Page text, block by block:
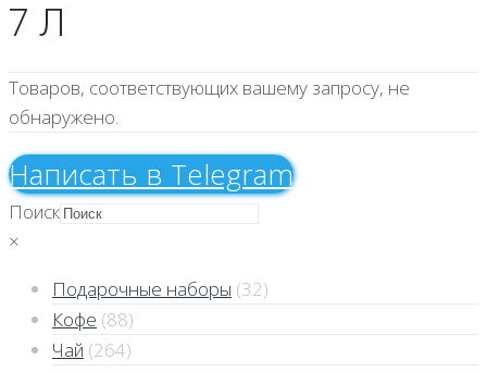
7 Л
Товаров, соответствующих вашему запросу, не
обнаружено.
Напиcать в Telegram
Поиск
×
Подарочные наборы (32)
Кофе (88)
Чай (264)